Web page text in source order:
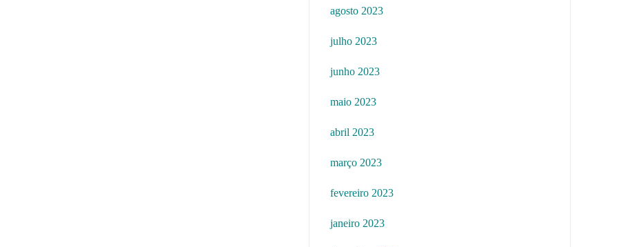
agosto 2023
julho 2023
junho 2023
maio 2023
abril 2023
março 2023
fevereiro 2023
janeiro 2023